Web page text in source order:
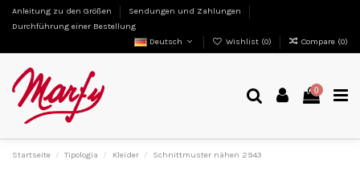
Anleitung zu den Größen
Sendungen und Zahlungen
Durchführung einer Bestellung
Deutsch
Wishlist (0) Compare (0)
0
Startseite Tipologia Kleider Schnittmuster nähen 2943